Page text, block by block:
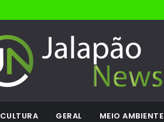
CULTURA GERAL MEIO AMBIENTE